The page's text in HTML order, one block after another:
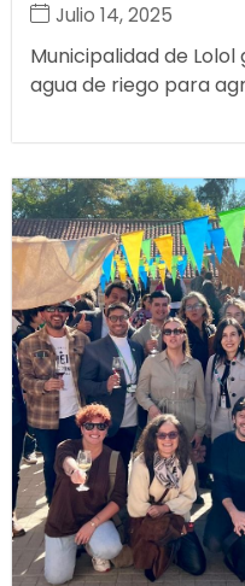
Julio 14, 2025
Municipalidad de
agua de riego para